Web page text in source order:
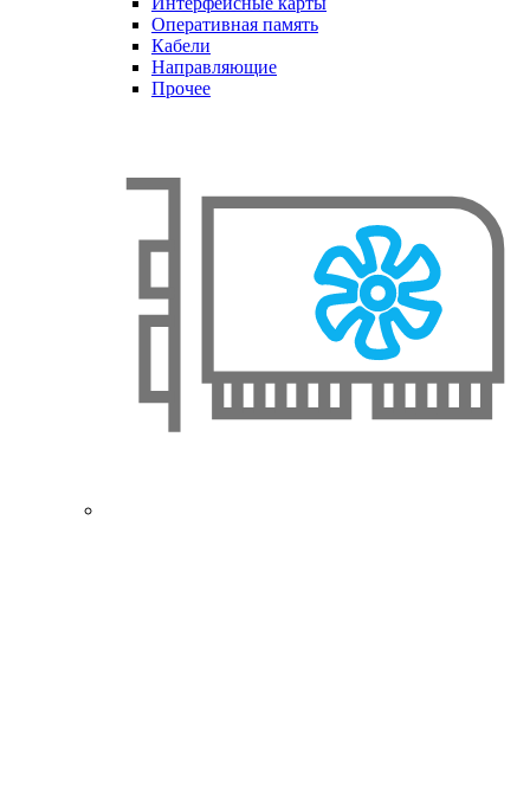
Оперативная память
Кабели
Направляющие
Прочее